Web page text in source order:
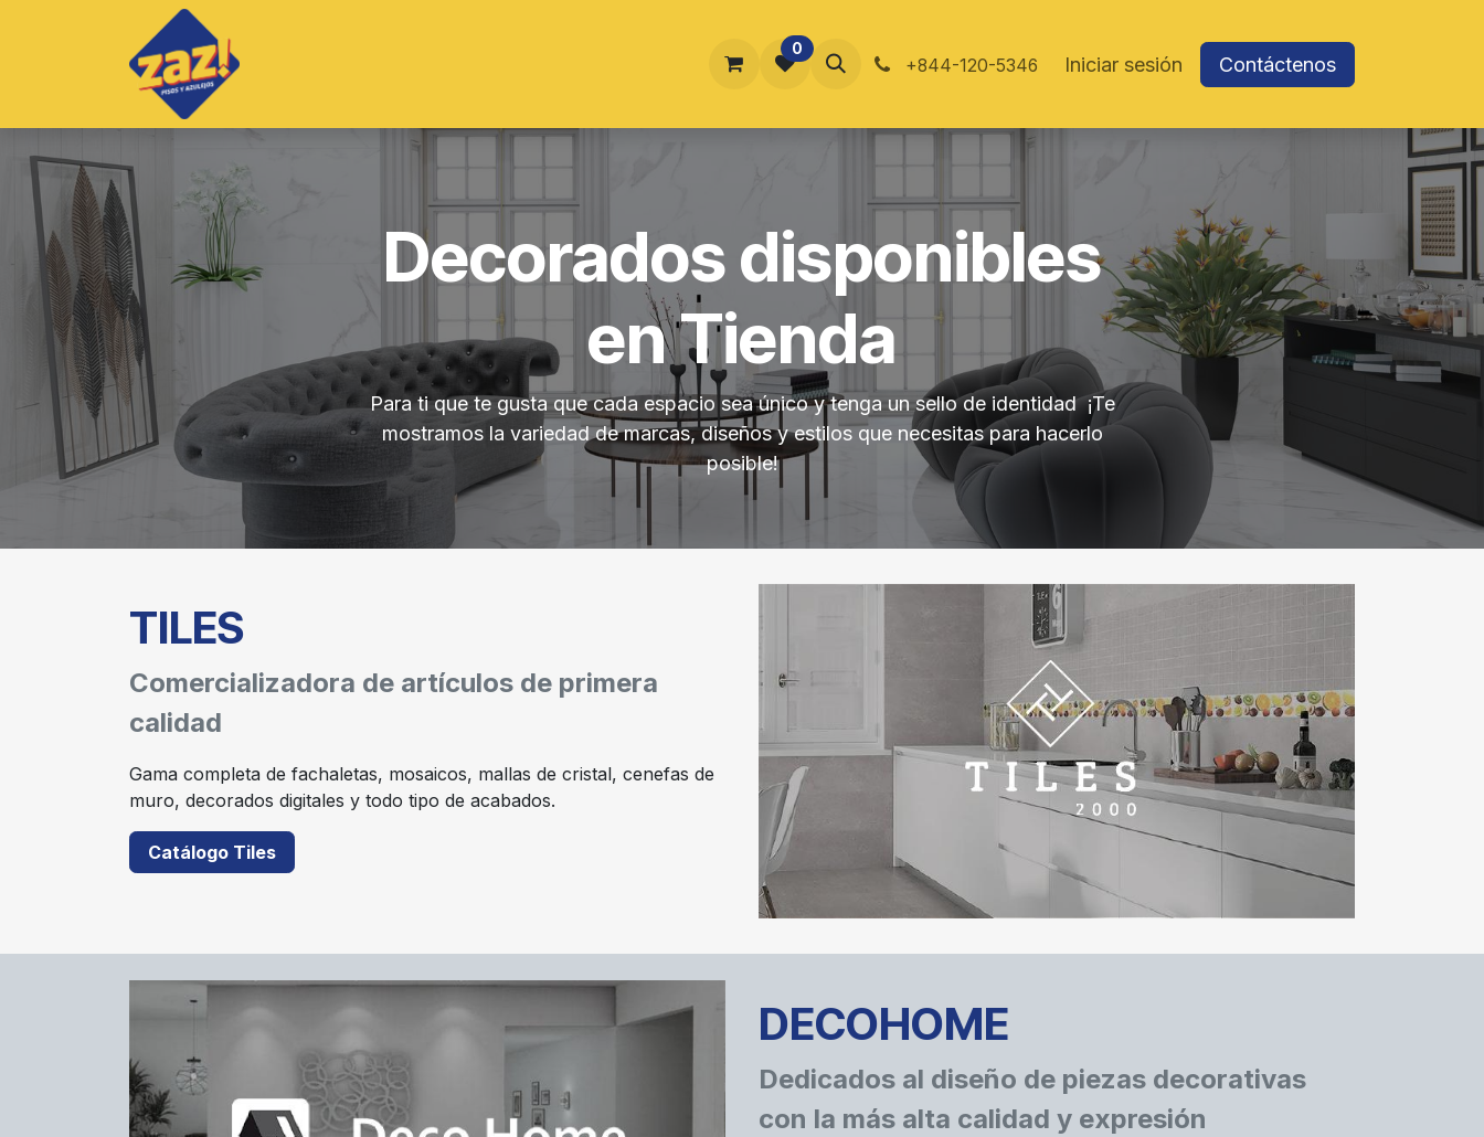
Contáctenos En Tienda Foro
0
+844-120-5346 Iniciar sesión Contáctenos
Decorados disponibles
en Tienda
Para ti que te gusta que cada espacio sea único y tenga un sello de identidad ¡Te
mostramos la variedad de marcas, diseños y estilos que necesitas para hacerlo
posible!
TILES
Comercializadora de artículos de primera
calidad
Gama completa de fachaletas, mosaicos, mallas de cristal, cenefas de
muro, decorados digitales y todo tipo de acabados.
Catálogo Tiles
DECOHOME
Dedicados al diseño de piezas decorativas
con la más alta calidad y expresión